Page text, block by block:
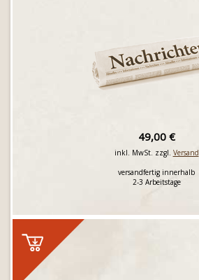
49,00 €
inkl. MwSt. zzgl. Versand
versandfertig innerhalb
2-3 Arbeitstage